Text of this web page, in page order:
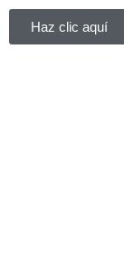
Haz clic aquí